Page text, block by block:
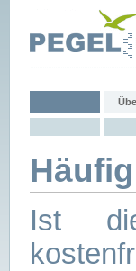
Ist die